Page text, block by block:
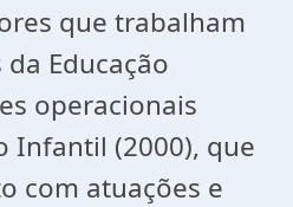
que trabalham
Educação
operacionais
Infantil (2000), que
com atuações e